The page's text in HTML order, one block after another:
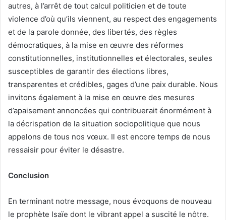
autres, à l’arrêt de tout calcul politicien et de toute
violence d’où qu’ils viennent, au respect des engagements
et de la parole donnée, des libertés, des règles
démocratiques, à la mise en œuvre des réformes
constitutionnelles, institutionnelles et électorales, seules
susceptibles de garantir des élections libres,
transparentes et crédibles, gages d’une paix durable. Nous
invitons également à la mise en œuvre des mesures
d’apaisement annoncées qui contribuerait énormément à
la décrispation de la situation sociopolitique que nous
appelons de tous nos vœux. Il est encore temps de nous
ressaisir pour éviter le désastre.
Conclusion
En terminant notre message, nous évoquons de nouveau
le prophète Isaïe dont le vibrant appel a suscité le nôtre.